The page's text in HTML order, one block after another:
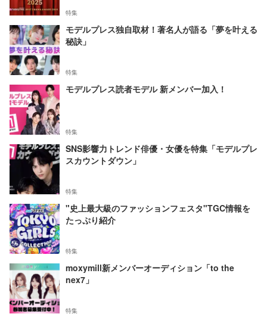
特集
モデルプレス独自取材！著名人が語る「夢を叶える
秘訣」
特集
モデルプレス読者モデル 新メンバー加入！
特集
SNS影響力トレンド俳優・女優を特集「モデルプレ
スカウントダウン」
特集
"史上最大級のファッションフェスタ"TGC情報を
たっぷり紹介
特集
moxymill新メンバーオーディション「to the
nex7」
特集